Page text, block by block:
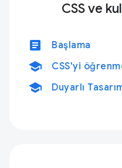
CSS ve
article Başlama
school CSS'yi
school Duyarlı